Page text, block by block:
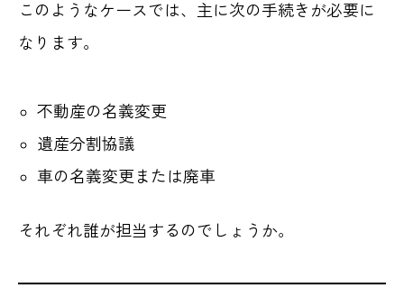
このようなケースでは、主に次の手続きが必要に
なります。
不動産の名義変更
遺産分割協議
車の名義変更または廃車
それぞれ誰が担当するのでしょうか。